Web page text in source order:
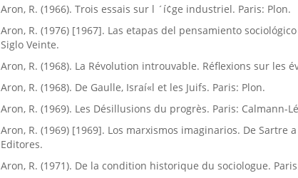
Aron, R. (1966). Trois essais sur l ´í¢ge industriel. Paris: Plon.
Aron, R. (1976) [1967]. Las etapas del pensamiento
Siglo Veinte.
Aron, R. (1968). La Révolution introuvable. Réflexions sur les
Aron, R. (1968). De Gaulle, Israí«l et les Juifs. Paris: Plon.
Aron, R. (1969). Les Désillusions du progrès. Paris: Calmann-
Aron, R. (1969) [1969]. Los marxismos imaginarios. De Sartre
Editores.
Aron, R. (1971). De la condition historique du sociologue.